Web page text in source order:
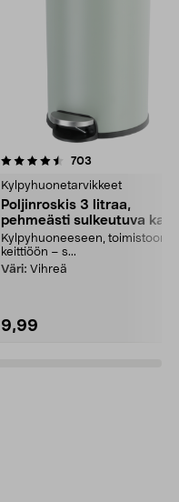
703
Kylpyhuonetarvikkeet
Poljinroskis 3 litraa,
pehmeästi sulkeutuva kansi
Kylpyhuoneeseen, toimistoon tai
keittiöön – s...
Väri: Vihreä
9,99
4.5 viidestä